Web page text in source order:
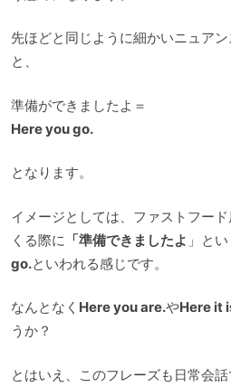
先ほどと同じように細かいニュア
と、
準備ができましたよ＝
Here you go.
となります。
イメージとしては、ファストフー
くる際に 「準備できましたよ 」と
go.といわれる感じです。
なんとなく Here you are.やHere it
うか？
とはいえ、このフレーズも日常会